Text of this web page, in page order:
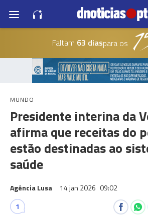
Faltam 63 diaspara os
MUNDO
Presidente interina da
afirma que receitas do
estão destinadas ao
saúde
Agência Lusa 14 jan 2026 09:02
1